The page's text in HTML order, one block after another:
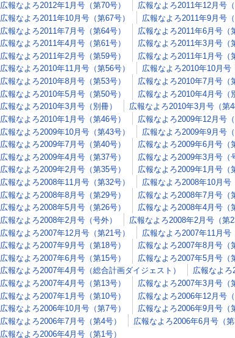
広報なよろ2012年1月号（第70号）
広報なよろ2011年12月号（
広報なよろ2011年10月号（第67号）
広報なよろ2011年9月号（
広報なよろ2011年7月号（第64号）
広報なよろ2011年6月号（
広報なよろ2011年4月号（第61号）
広報なよろ2011年3月号（
広報なよろ2011年2月号（第59号）
広報なよろ2011年1月号（
広報なよろ2010年11月号（第56号）
広報なよろ2010年10月号
広報なよろ2010年8月号（第53号）
広報なよろ2010年7月号（
広報なよろ2010年5月号（第50号）
広報なよろ2010年4月号（
広報なよろ2010年3月号（別冊）
広報なよろ2010年3月号（第
広報なよろ2010年1月号（第46号）
広報なよろ2009年12月号（
広報なよろ2009年10月号（第43号）
広報なよろ2009年9月号（
広報なよろ2009年7月号（第40号）
広報なよろ2009年6月号（
広報なよろ2009年4月号（第37号）
広報なよろ2009年3月号（
広報なよろ2009年2月号（第35号）
広報なよろ2009年1月号（
広報なよろ2008年11月号（第32号）
広報なよろ2008年10月号
広報なよろ2008年8月号（第29号）
広報なよろ2008年7月号（
広報なよろ2008年5月号（第26号）
広報なよろ2008年4月号（
広報なよろ2008年2月号（号外）
広報なよろ2008年2月号（第
広報なよろ2007年12月号（第21号）
広報なよろ2007年11月号
広報なよろ2007年9月号（第18号）
広報なよろ2007年8月号（
広報なよろ2007年6月号（第15号）
広報なよろ2007年5月号（
広報なよろ2007年4月号（総合計画ダイジェスト）
広報なよろ
広報なよろ2007年4月号（第13号）
広報なよろ2007年3月号（
広報なよろ2007年1月号（第10号）
広報なよろ2006年12月号（
広報なよろ2006年10月号（第7号）
広報なよろ2006年9月号（
広報なよろ2006年7月号（第4号）
広報なよろ2006年6月号（第
広報なよろ2006年4月号（第1号）